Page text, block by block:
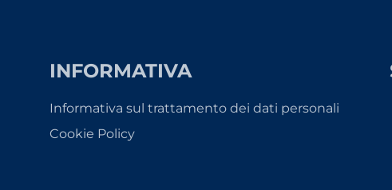
INFORMATIVA
Informativa sul trattamento dei dati personali
Cookie Policy